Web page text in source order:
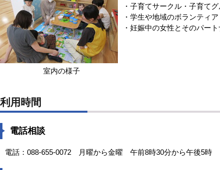
室内の様子
・子育てサークル・子育て
・学生や地域のボランティア
・妊娠中の女性とそのパー
利用時間
電話相談
電話：088-655-0072 月曜から金曜 午前8時30分から午後5時